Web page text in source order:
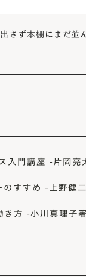
さず本棚にまだ並
入門講座 -片岡亮
のすすめ -上野健
き方 -小川真理子著